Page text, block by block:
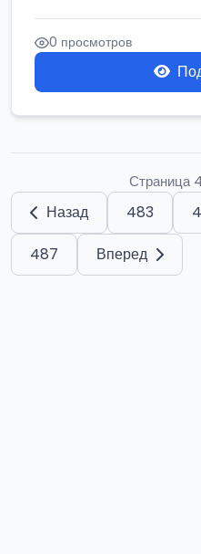
0 просмотров
Страница
Назад 483
487
Вперед